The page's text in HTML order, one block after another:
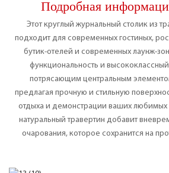
Подробная
Этот круглый журнальный столик из
подходит для современных гостиных,
бутик-отелей и современных лаунж-
функциональность и
потрясающим центральным
предлагая прочную и стильную
отдыха и демонстрации ваших
натуральный травертин добавит
очарования, которое сохранится на